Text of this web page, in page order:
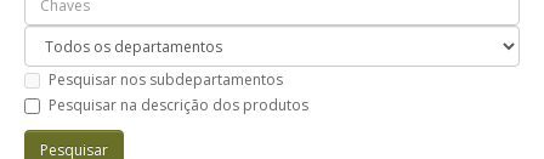
Pesquisar nos subdepartamentos
Pesquisar na descrição dos produtos